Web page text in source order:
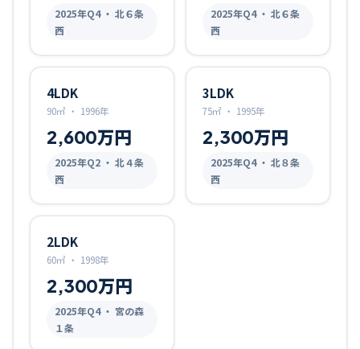
2025年Q4・ 北６条
西
2025年Q4・ 北６条
西
4LDK
90㎡ ・ 1996年
2,600万円
2025年Q2 ・ 北４条
西
3LDK
75㎡ ・ 1995年
2,300万円
2025年Q4・ 北８条
西
2LDK
60㎡ ・ 1998年
2,300万円
2025年Q4・ 宮の森
１条